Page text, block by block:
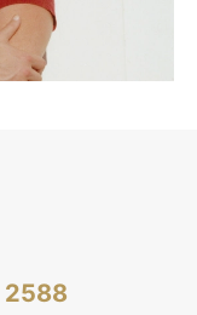
2588